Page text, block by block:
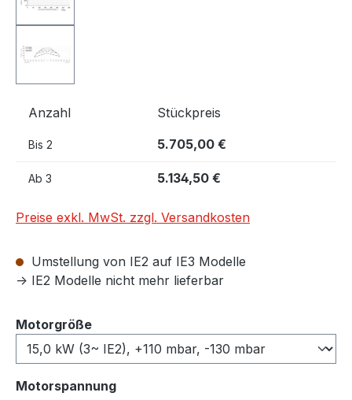
Anzahl Stückpreis
Bis 2 5.705,00 €
Ab 3 5.134,50 €
Preise exkl. MwSt. zzgl. Versandkosten
Umstellung von IE2 auf IE3 Modelle
-> IE2 Modelle nicht mehr lieferbar
Motorgrößeauswählen
Motorspannungauswählen